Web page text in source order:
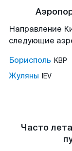
Направление
следующие
Борисполь KBP
Жуляны IEV
Часто